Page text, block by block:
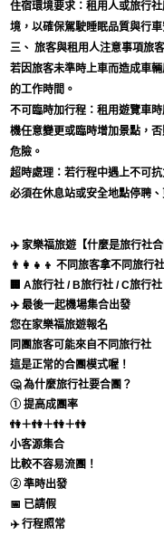
住宿環境要求：租用人或旅行
境，以確保駕駛睡眠品質與行車
三、 旅客與租用人注意事項旅
若因旅客未準時上車而造成車
的工作時間。
不可臨時加行程：租用遊覽車
機任意變更或臨時增加景點，
危險。
超時處理：若行程中遇上不可
必須在休息站或安全地點停聘
✈️ 家樂福旅遊【什麼是旅行社
👨‍👩‍👧‍👦 不同旅客拿不同旅行
🏢 A旅行社 / B旅行社 / C旅行社
✈️ 最後一起機場集合出發
您在家樂福旅遊報名
同團旅客可能來自不同旅行社
這是正常的合團模式喔！
🤔 為什麼旅行社要合團？
① 提高成團率
👫＋👫＋👫＋👫
小客源集合
比較不容易流團！
② 準時出發
📅 已請假
✈️ 行程照常